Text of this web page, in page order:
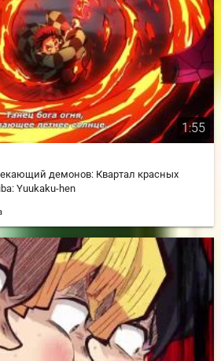
1:55
демонов: Квартал красных
Yuukaku-hen